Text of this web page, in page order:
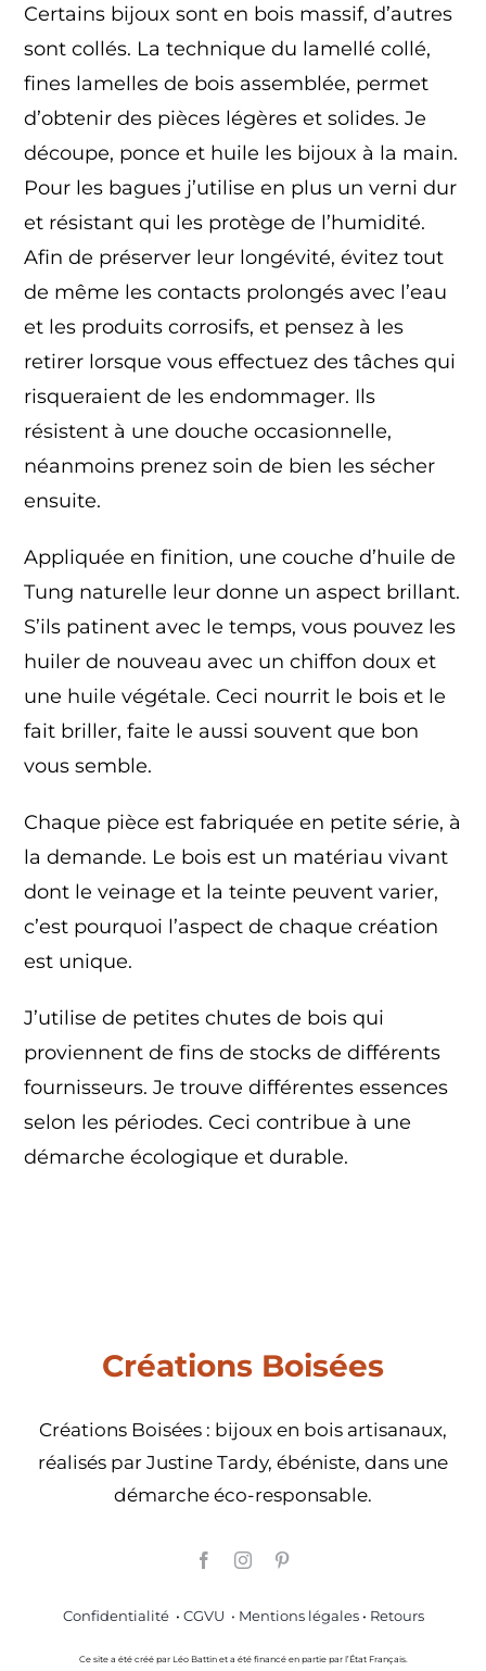
Certains bijoux sont en bois massif, d’autres
sont collés. La technique du lamellé collé,
fines lamelles de bois assemblée, permet
d’obtenir des pièces légères et solides. Je
découpe, ponce et huile les bijoux à la main.
Pour les bagues j’utilise en plus un verni dur
et résistant qui les protège de l’humidité.
Afin de préserver leur longévité, évitez tout
de même les contacts prolongés avec l’eau
et les produits corrosifs, et pensez à les
retirer lorsque vous effectuez des tâches qui
risqueraient de les endommager. Ils
résistent à une douche occasionnelle,
néanmoins prenez soin de bien les sécher
ensuite.
Appliquée en finition, une couche d’huile de
Tung naturelle leur donne un aspect brillant.
S’ils patinent avec le temps, vous pouvez les
huiler de nouveau avec un chiffon doux et
une huile végétale. Ceci nourrit le bois et le
fait briller, faite le aussi souvent que bon
vous semble.
Chaque pièce est fabriquée en petite série, à
la demande. Le bois est un matériau vivant
dont le veinage et la teinte peuvent varier,
c’est pourquoi l’aspect de chaque création
est unique.
J’utilise de petites chutes de bois qui
proviennent de fins de stocks de différents
fournisseurs. Je trouve différentes essences
selon les périodes. Ceci contribue à une
démarche écologique et durable.
Créations Boisées
Créations Boisées : bijoux en bois artisanaux,
réalisés par Justine Tardy, ébéniste, dans une
démarche éco-responsable.
Confidentialité • CGVU • Mentions légales• Retours
Ce site a été créé par Léo Battin et a été financé en partie par l’État Français.